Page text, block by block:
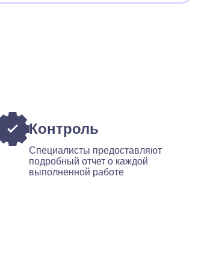
Контроль
Специалисты предоставляют
подробный отчет о каждой
выполненной работе